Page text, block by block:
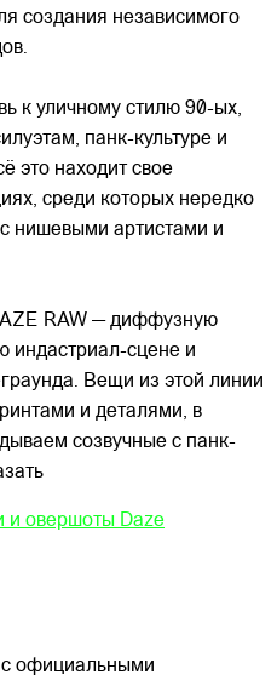
создания независимого
к уличному стилю 90-ых,
панк-культуре и
это находит свое
среди которых нередко
нишевыми артистами и
RAW — диффузную
индастриал-сцене и
Вещи из этой линии
и деталями, в
созвучные с панк-
и овершоты Daze
с официальными